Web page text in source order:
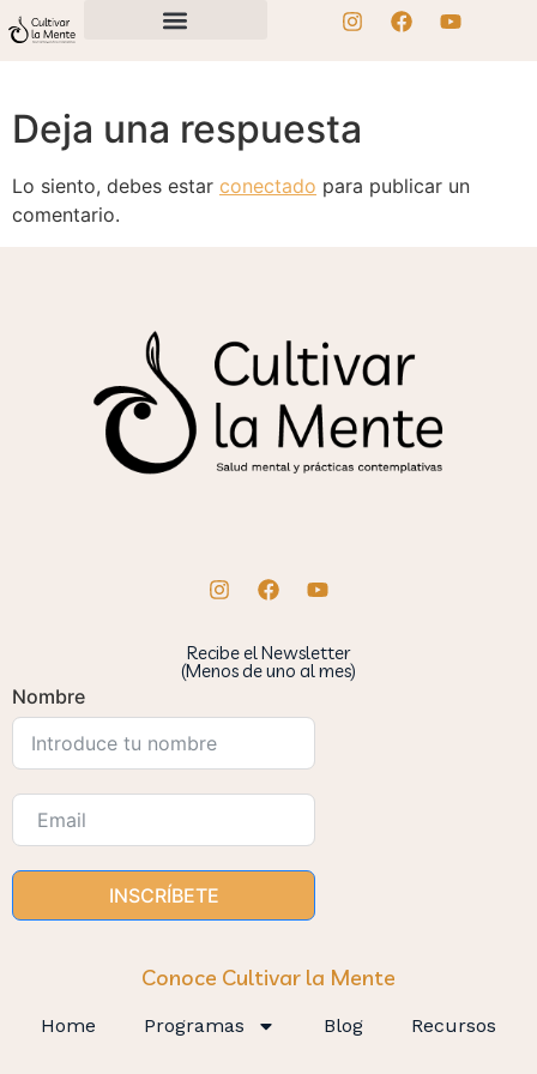
Deja una respuesta
Lo siento, debes estar conectado para publicar un
comentario.
Recibe el Newsletter
(Menos de uno al mes)
Nombre
INSCRÍBETE
Conoce Cultivar la Mente
Home Programas Blog Recursos